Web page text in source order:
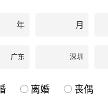
居住地：
身 高：174
必曾相识。未来一起走过幸福
年 月
广东 深圳
离婚 丧偶